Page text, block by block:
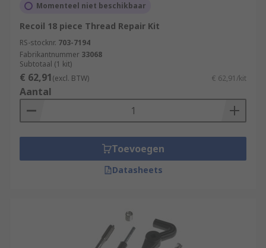
Momenteel niet beschikbaar
Recoil 18 piece Thread Repair Kit
RS-stocknr. 703-7194
Fabrikantnummer 33068
Subtotaal (1 kit)
€ 62,91(excl. BTW) € 62,91/kit
Aantal
Toevoegen
Datasheets